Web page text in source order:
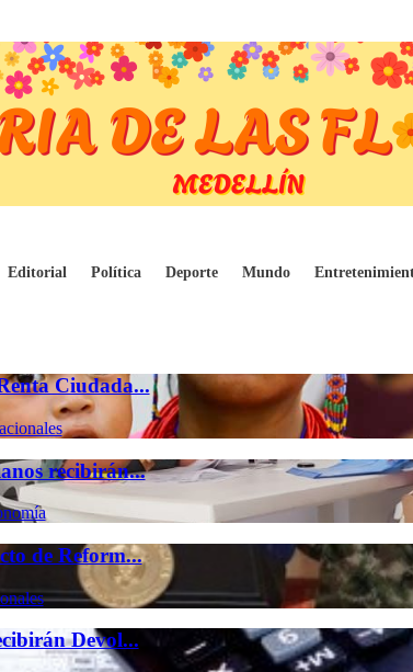
Editorial Política Deporte Mundo
Ciudada...
recibirán...
de Reform...
Devol...